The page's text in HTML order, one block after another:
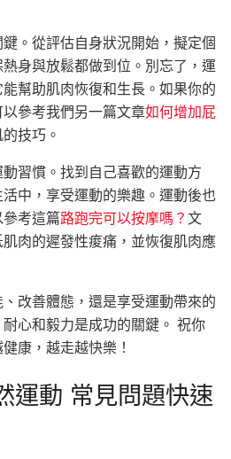
。從評估自身狀況開始，擬定個
身與放鬆都做到位。別忘了，運
幫助肌肉恢復和生長。如果你的
參考我們另一篇文章如何增加屁
技巧。
習慣。找到自己喜歡的運動方
中，享受運動的樂趣。運動後也
考這篇路跑完可以按摩嗎？文
肉的遲發性痠痛，並恢復肌肉應
改善體態，還是享受運動帶來的
心和毅力是成功的關鍵。 祝你
康，越走越快樂！
運動 常見問題快速